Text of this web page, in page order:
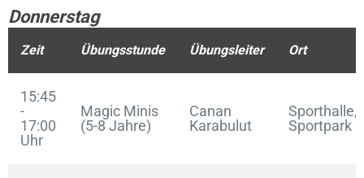
Donnerstag
Zeit Übungsstunde Übungsleiter Ort
15:45
-
17:00
Uhr
Magic Minis
(5-8 Jahre)
Canan
Karabulut
Sporthalle,
Sportpark